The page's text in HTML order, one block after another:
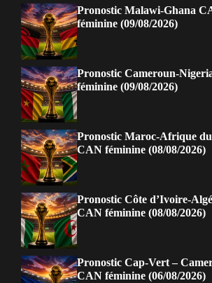
Pronostic Malawi-Ghana
féminine (09/08/2026)
Pronostic Cameroun-
féminine (09/08/2026)
Pronostic Maroc-Afrique
CAN féminine (08/08/2026)
Pronostic Côte d’Ivoire-
CAN féminine (08/08/2026)
Pronostic Cap-Vert –
CAN féminine (06/08/2026)